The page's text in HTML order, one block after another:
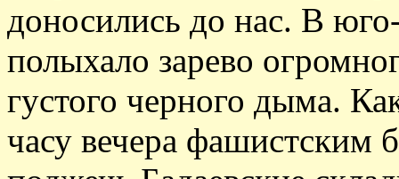
доносились до нас. В
полыхало зарево
густого черного дыма.
часу вечера фашистским